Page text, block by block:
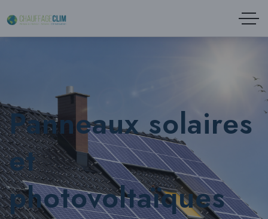
Panneaux solaires
et
photovoltaïques